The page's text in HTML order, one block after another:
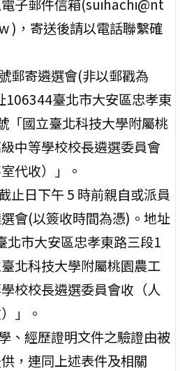
子郵件信箱(suihachi@nt
)，寄送後請以電話聯繫確
郵寄遴選會(非以郵戳為
106344臺北市大安區忠孝東
「國立臺北科技大學附屬桃
中等學校校長遴選委員會
代收）」。
止日下午 5 時前親自或派員
會(以簽收時間為憑)。地址
北市大安區忠孝東路三段1
北科技大學附屬桃園農工
校校長遴選委員會收（人
」。
、經歷證明文件之驗證由被
，連同上述表件及相關